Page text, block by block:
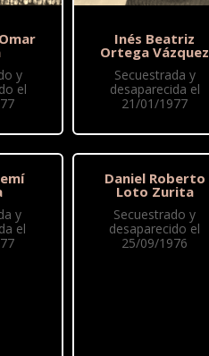
y
el
y
el
Inés Beatriz
Ortega Vázquez
Secuestrada y
desaparecida el
21/01/1977
Daniel Roberto
Loto Zurita
Secuestrado y
desaparecido el
25/09/1976